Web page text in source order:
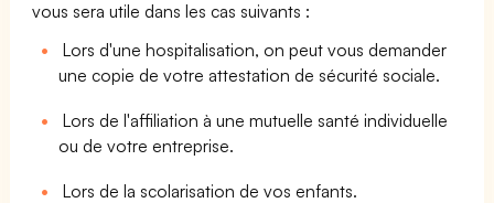
vous sera utile dans les cas suivants :
Lors d'une hospitalisation, on peut vous demander
une copie de votre attestation de sécurité sociale.
Lors de l'affiliation à une mutuelle santé individuelle
ou de votre entreprise.
Lors de la scolarisation de vos enfants.